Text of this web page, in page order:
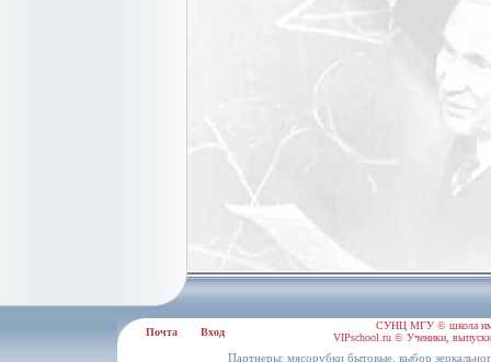
Почта Вход
СУНЦ МГУ © школа
VIPschool.ru © Ученики,
Партнеры: мясорубки бытовые, выбор